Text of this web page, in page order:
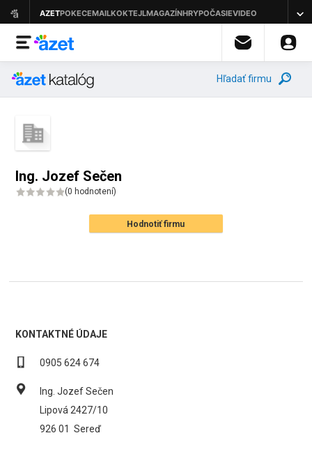
Hľadať firmu
Ing. Jozef Sečen
(0 hodnotení)
Hodnotiť firmu
KONTAKTNÉ ÚDAJE
0905 624 674
Ing. Jozef Sečen
Lipová 2427/10
926 01 Sereď